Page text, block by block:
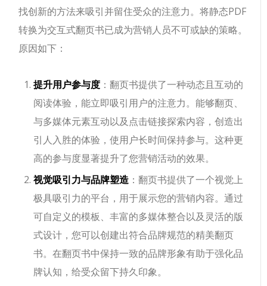
找创新的方法来吸引并留住受众的注意力。将静态PDF
转换为交互式翻页书已成为营销人员不可或缺的策略。
原因如下：
提升用户参与度 ：翻页书提供了一种动态且互动的
阅读体验，能立即吸引用户的注意力。能够翻页、
与多媒体元素互动以及点击链接探索内容，创造出
引人入胜的体验，使用户长时间保持参与。这种更
高的参与度显著提升了您营销活动的效果。
视觉吸引力与品牌塑造 ：翻页书提供了一个视觉上
极具吸引力的平台，用于展示您的营销内容。通过
可自定义的模板、丰富的多媒体整合以及灵活的版
式设计，您可以创建出符合品牌规范的精美翻页
书。在翻页书中保持一致的品牌形象有助于强化品
牌认知，给受众留下持久印象。